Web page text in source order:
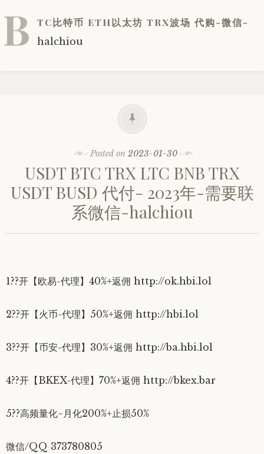
B TC比特币 ETH以太坊 TRX波场 代购-微信-
halchiou
Posted on2023-01-30
USDT BTC TRX LTC BNB TRX
USDT BUSD 代付- 2023年-需要联
系微信-halchiou
1??开【欧易-代理】40%+返佣 http://ok.hbi.lol
2??开【火币-代理】50%+返佣 http://hbi.lol
3??开【币安-代理】30%+返佣 http://ba.hbi.lol
4??开【BKEX-代理】70%+返佣 http://bkex.bar
5??高频量化~月化200%+止损50%
微信/QQ 373780805